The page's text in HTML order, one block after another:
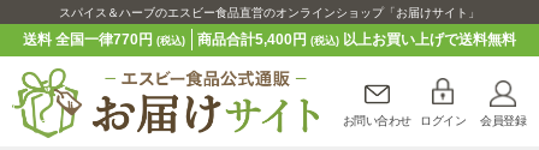
スパイス＆ハーブのエスビー食品直営のオンラインショップ「お届けサイト」
送料 全国一律770円(税込) 商品合計5,400円 (税込)以上お買い上げで送料無料
お問い合わせ ログイン 会員登録